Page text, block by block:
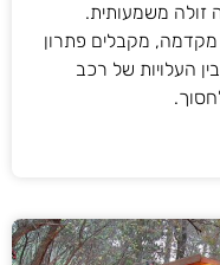
זולה משמעותית.
מקדמה, מקבלים פתרון
העלויות של רכב